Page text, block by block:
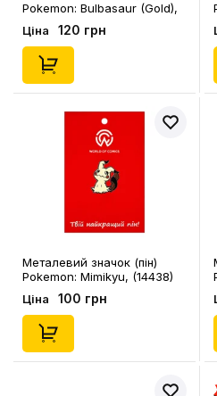
Pokemon: Bulbasaur (Gold),
(14079)
Ціна 120 грн
Металевий значок (пін)
Pokemon: Mimikyu, (14438)
Ціна 100 грн